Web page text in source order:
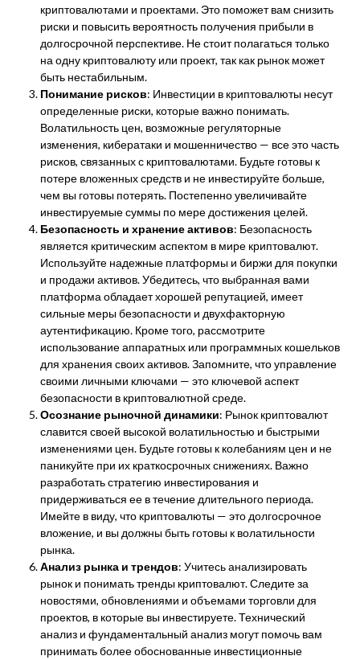
криптовалютами и проектами. Это поможет вам снизить
риски и повысить вероятность получения прибыли в
долгосрочной перспективе. Не стоит полагаться только
на одну криптовалюту или проект, так как рынок может
быть нестабильным.
Понимание рисков: Инвестиции в криптовалюты несут
определенные риски, которые важно понимать.
Волатильность цен, возможные регуляторные
изменения, кибератаки и мошенничество — все это часть
рисков, связанных с криптовалютами. Будьте готовы к
потере вложенных средств и не инвестируйте больше,
чем вы готовы потерять. Постепенно увеличивайте
инвестируемые суммы по мере достижения целей.
Безопасность и хранение активов: Безопасность
является критическим аспектом в мире криптовалют.
Используйте надежные платформы и биржи для покупки
и продажи активов. Убедитесь, что выбранная вами
платформа обладает хорошей репутацией, имеет
сильные меры безопасности и двухфакторную
аутентификацию. Кроме того, рассмотрите
использование аппаратных или программных кошельков
для хранения своих активов. Запомните, что управление
своими личными ключами — это ключевой аспект
безопасности в криптовалютной среде.
Осознание рыночной динамики: Рынок криптовалют
славится своей высокой волатильностью и быстрыми
изменениями цен. Будьте готовы к колебаниям цен и не
паникуйте при их краткосрочных снижениях. Важно
разработать стратегию инвестирования и
придерживаться ее в течение длительного периода.
Имейте в виду, что криптовалюты — это долгосрочное
вложение, и вы должны быть готовы к волатильности
рынка.
Анализ рынка и трендов: Учитесь анализировать
рынок и понимать тренды криптовалют. Следите за
новостями, обновлениями и объемами торговли для
проектов, в которые вы инвестируете. Технический
анализ и фундаментальный анализ могут помочь вам
принимать более обоснованные инвестиционные